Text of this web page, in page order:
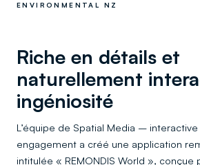
ENVIRONMENTAL NZ
Riche en détails et
naturellement
ingéniosité
L’équipe de Spatial Media – interactive
engagement a créé une application
intitulée « REMONDIS World »,